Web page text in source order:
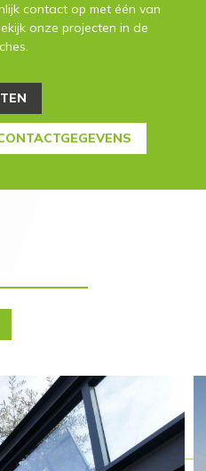
contact op met één van
onze projecten in de